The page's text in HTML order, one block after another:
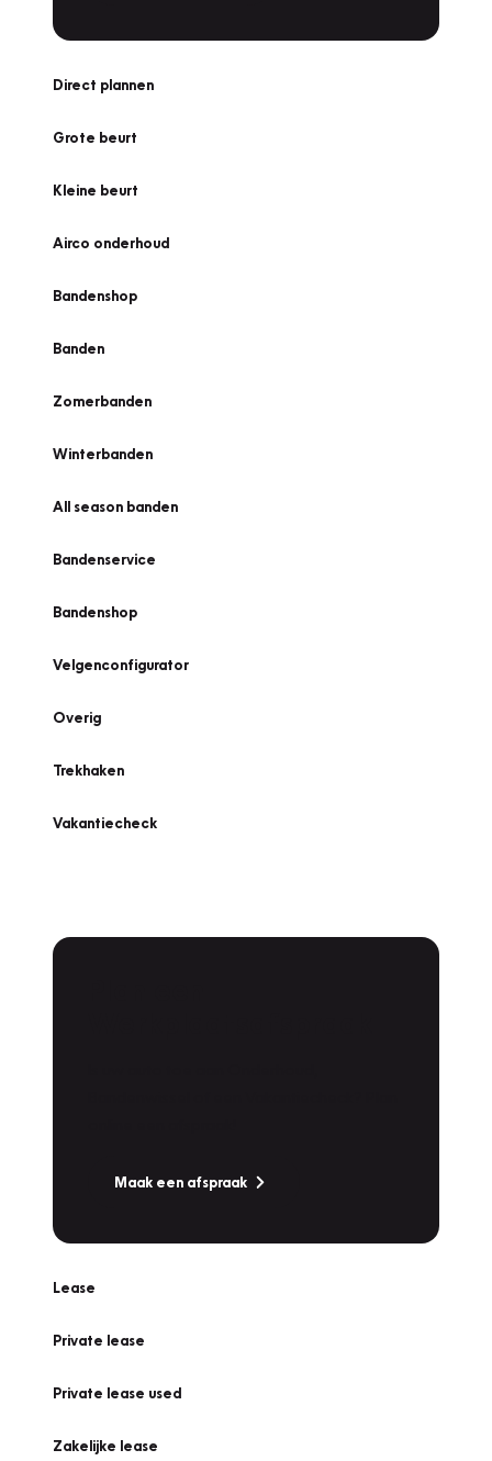
Direct plannen
Grote beurt
Kleine beurt
Airco onderhoud
Bandenshop
Banden
Zomerbanden
Winterbanden
All season banden
Bandenservice
Bandenshop
Velgenconfigurator
Overig
Trekhaken
Vakantiecheck
Maak een afspraak
Lease
Private lease
Private lease used
Zakelijke lease